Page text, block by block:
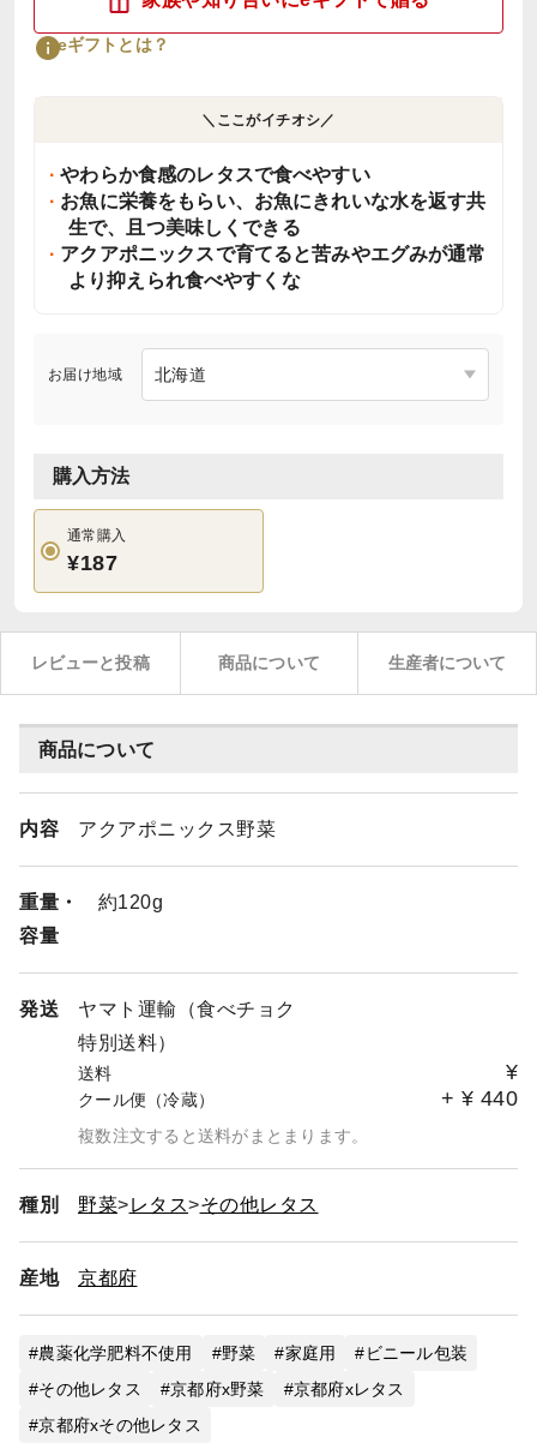
eギフトとは？
＼ここがイチオシ／
やわらか食感のレタスで食べやすい
お魚に栄養をもらい、お魚にきれいな水を返す共
生で、且つ美味しくできる
アクアポニックスで育てると苦みやエグみが通常
より抑えられ食べやすくな
お届け地域
購入方法
通常購入
¥187
レビューと投稿 商品について 生産者について
商品について
内容 アクアポニックス野菜
重量・
容量
約120g
発送
ヤマト運輸（食べチョク
特別送料）
送料 ¥
クール便（冷蔵） + ¥ 440
複数注文すると送料がまとまります。
種別 野菜 レタス その他レタス
産地 京都府
農薬化学肥料不使用 野菜 家庭用
ビニール包装
その他レタス
京都府x野菜
京都府xレタス
京都府xその他レタス